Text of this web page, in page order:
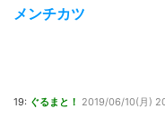
メンチカツ
19: ぐるまと！ 2019/06/10(月)